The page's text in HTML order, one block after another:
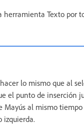
herramienta Texto por
lo mismo que al
el punto de inserción
Mayús al mismo
izquierda.